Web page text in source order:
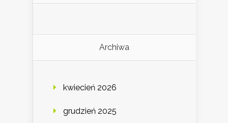
Archiwa
kwiecień 2026
grudzień 2025